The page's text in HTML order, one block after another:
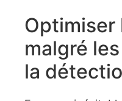
Optimiser
malgré
la